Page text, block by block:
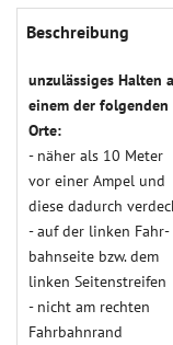
Beschrei­bung
unzulässiges Halten
einem der folgenden
Orte:
- näher als 10 Meter
vor einer Ampel und
diese dadurch
- auf der linken Fahr­
bahn­seite bzw. dem
linken Seiten­streifen
- nicht am rechten
Fahr­bahn­rand